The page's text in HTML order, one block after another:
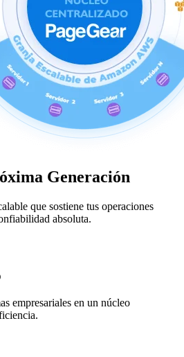
Generación
que sostiene tus operaciones
absoluta.
empresariales en un núcleo